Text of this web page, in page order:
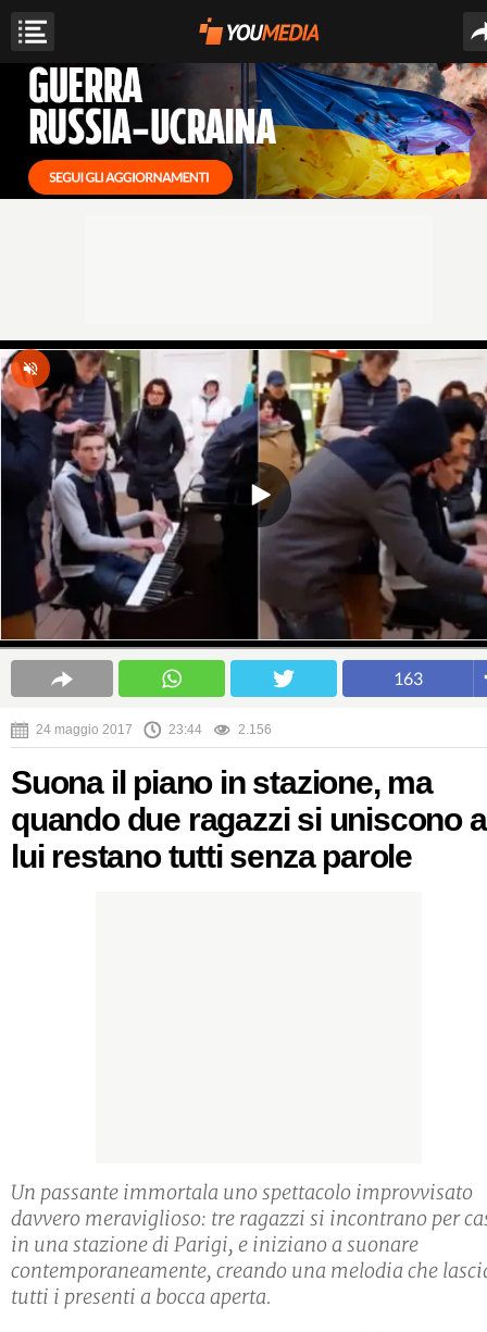
163
24 maggio 2017 23:44 2.156
Suona il piano in stazione, ma
quando due ragazzi si uniscono a
lui restano tutti senza parole
Un passante immortala uno spettacolo improvvisato
davvero meraviglioso: tre ragazzi si incontrano per
in una stazione di Parigi, e iniziano a suonare
contemporaneamente, creando una melodia che
tutti i presenti a bocca aperta.